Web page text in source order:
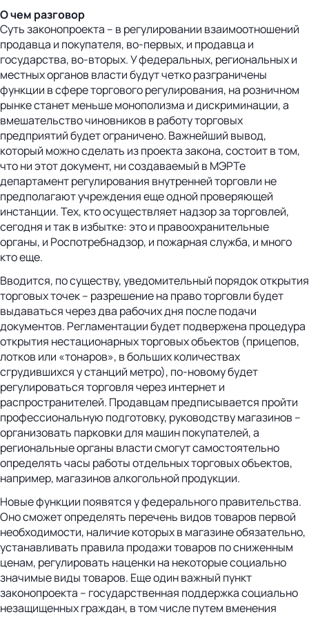
О чем разговор
Суть законопроекта – в регулировании взаимоотношений
продавца и покупателя, во-первых, и продавца и
государства, во-вторых. У федеральных, региональных и
местных органов власти будут четко разграничены
функции в сфере торгового регулирования, на розничном
рынке станет меньше монополизма и дискриминации, а
вмешательство чиновников в работу торговых
предприятий будет ограничено. Важнейший вывод,
который можно сделать из проекта закона, состоит в том,
что ни этот документ, ни создаваемый в МЭРТе
департамент регулирования внутренней торговли не
предполагают учреждения еще одной проверяющей
инстанции. Тех, кто осуществляет надзор за торговлей,
сегодня и так в избытке: это и правоохранительные
органы, и Роспотребнадзор, и пожарная служба, и много
кто еще.
Вводится, по существу, уведомительный порядок открытия
торговых точек – разрешение на право торговли будет
выдаваться через два рабочих дня после подачи
документов. Регламентации будет подвержена процедура
открытия нестационарных торговых объектов (прицепов,
лотков или «тонаров», в больших количествах
сгрудившихся у станций метро), по-новому будет
регулироваться торговля через интернет и
распространителей. Продавцам предписывается пройти
профессиональную подготовку, руководству магазинов –
организовать парковки для машин покупателей, а
региональные органы власти смогут самостоятельно
определять часы работы отдельных торговых объектов,
например, магазинов алкогольной продукции.
Новые функции появятся у федерального правительства.
Оно сможет определять перечень видов товаров первой
необходимости, наличие которых в магазине обязательно,
устанавливать правила продажи товаров по сниженным
ценам, регулировать наценки на некоторые социально
значимые виды товаров. Еще один важный пункт
законопроекта – государственная поддержка социально
незащищенных граждан, в том числе путем вменения